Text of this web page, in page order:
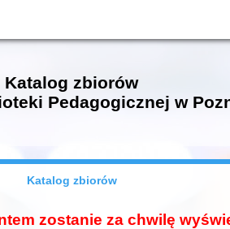
Katalog zbiorów
Pedagogicznej w
Katalog zbiorów
zostanie za chwilę